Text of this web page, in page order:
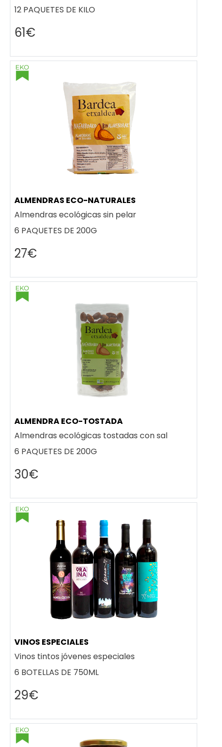
12 PAQUETES DE KILO
61€
ALMENDRAS ECO-NATURALES
Almendras ecológicas sin pelar
6 PAQUETES DE 200G
27€
ALMENDRA ECO-TOSTADA
Almendras ecológicas tostadas con sal
6 PAQUETES DE 200G
30€
VINOS ESPECIALES
Vinos tintos jóvenes especiales
6 BOTELLAS DE 750ML
29€